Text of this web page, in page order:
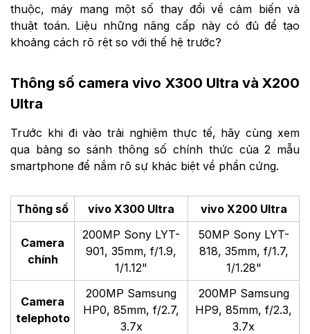
thuộc, máy mang một số thay đổi về cảm biến và
thuật toán. Liệu những nâng cấp này có đủ để tạo
khoảng cách rõ rệt so với thế hệ trước?
Thông số camera vivo X300 Ultra và X200
Ultra
Trước khi đi vào trải nghiệm thực tế, hãy cùng xem
qua bảng so sánh thông số chính thức của 2 mẫu
smartphone để nắm rõ sự khác biệt về phần cứng.
Thông số vivo X300 Ultra vivo X200 Ultra
Camera
chính
200MP Sony LYT-
901, 35mm, f/1.9,
1/1.12"
50MP Sony LYT-
818, 35mm, f/1.7,
1/1.28"
Camera
telephoto
200MP Samsung
HP0, 85mm, f/2.7,
3.7x
200MP Samsung
HP9, 85mm, f/2.3,
3.7x